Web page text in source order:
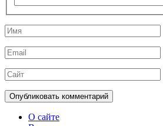
Имя
Email
Сайт
О сайте